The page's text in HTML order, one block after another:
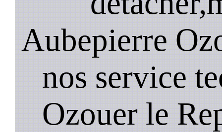
Aubepierre
nos service
Ozouer le